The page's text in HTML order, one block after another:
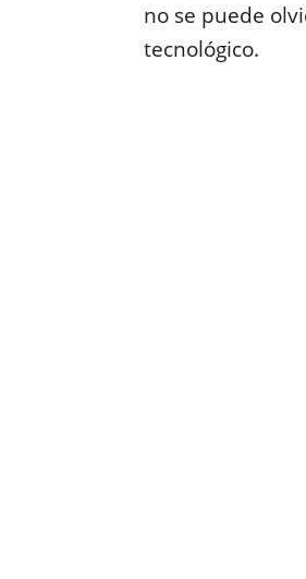
no se puede
tecnológico.